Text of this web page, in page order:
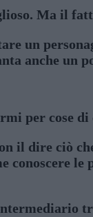
Ma il
un
anche un
per cose
il dire ciò
conoscere le